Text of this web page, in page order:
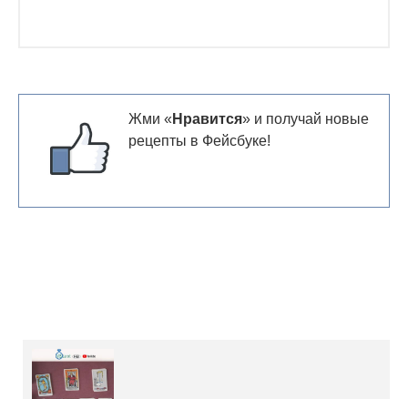
Жми « Нравится» и получай новые
рецепты в Фейсбуке!